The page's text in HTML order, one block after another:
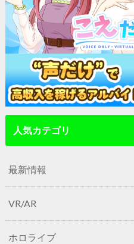
人気カテゴリ
最新情報
VR/AR
ホロライブ